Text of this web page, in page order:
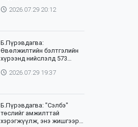
удирдлагад 30 хоногийн
2026.07.29 20:12
Б.Пүрэвдагва:
Өвөлжилтийн бэлтгэлийн
хүрээнд нийслэлд 573
хэрэгжүүлж байна
2026.07.29 19:37
Б.Пүрэвдагва: "Сэлбэ"
төслийг амжилттай
хэрэгжүүлж, энэ жишгээр